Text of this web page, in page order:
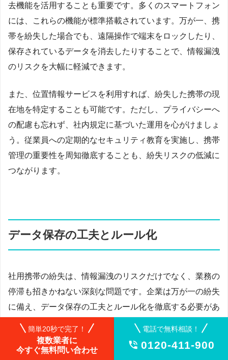
去機能を活用することも重要です。多くのスマートフォン
には、これらの機能が標準搭載されています。万が一、携
帯を紛失した場合でも、遠隔操作で端末をロックしたり、
保存されているデータを消去したりすることで、情報漏洩
のリスクを大幅に軽減できます。
また、位置情報サービスを利用すれば、紛失した携帯の現
在地を特定することも可能です。ただし、プライバシーへ
の配慮も忘れず、社内規定に基づいた運用を心がけましょ
う。従業員への定期的なセキュリティ教育を実施し、携帯
管理の重要性を周知徹底することも、紛失リスクの低減に
つながります。
データ保存の工夫とルール化
社用携帯の紛失は、情報漏洩のリスクだけでなく、業務の
停滞も招きかねない深刻な問題です。企業は万が一の紛失
に備え、データ保存の工夫とルール化を徹底する必要があ
ります。
まず、端末へのデータ保存は最小限に抑えましょう。必要
簡単20秒で完了！
複数業者に
今すぐ無料問い合わせ
電話で無料相談！
 0120-411-900